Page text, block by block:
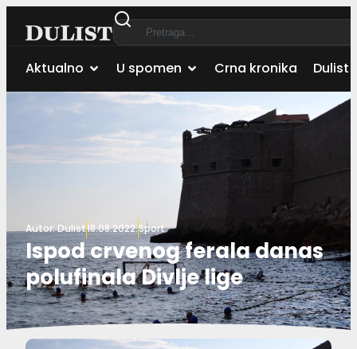
Aktualno U spomen Crna kronika Dulist
Autor:Dulist18.08.2022.Sport
Ispod crvenog ferala danas
polufinala Divlje lige